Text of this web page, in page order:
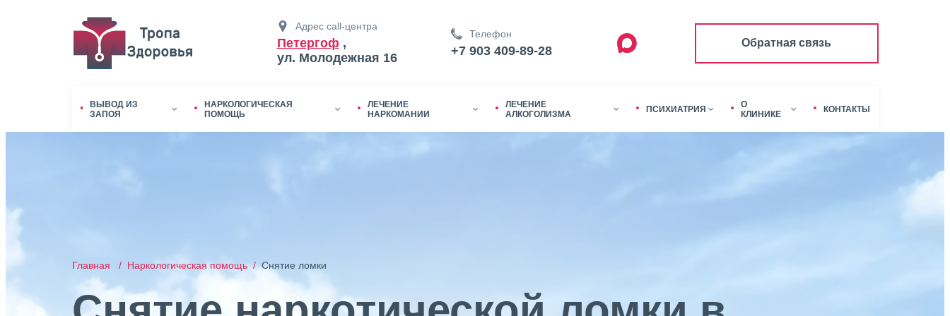
Адрес call-центра
Петергоф ,
ул. Молодежная 16
Телефон
+7 903 409-89-28
Обратная связь
ВЫВОД ИЗ
ЗАПОЯ
НАРКОЛОГИЧЕСКАЯ
ПОМОЩЬ
ЛЕЧЕНИЕ
НАРКОМАНИИ
ЛЕЧЕНИЕ
АЛКОГОЛИЗМА
ПСИХИАТРИЯ
О
КЛИНИКЕ
КОНТАКТЫ
Главная / Наркологическая помощь /Снятие ломки